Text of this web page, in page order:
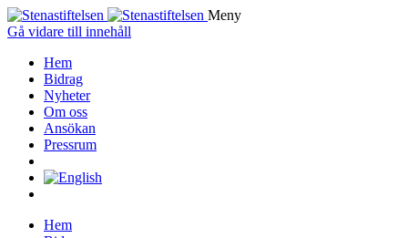
Meny
Gå vidare till innehåll
Hem
Bidrag
Nyheter
Om oss
Ansökan
Pressrum
Hem